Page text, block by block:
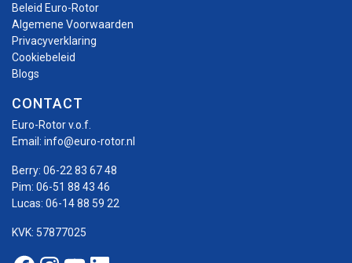
Beleid Euro-Rotor
Algemene Voorwaarden
Privacyverklaring
Cookiebeleid
Blogs
CONTACT
Euro-Rotor v.o.f.
Email: info@euro-rotor.nl
Berry: 06-22 83 67 48
Pim: 06-51 88 43 46
Lucas: 06-14 88 59 22
KVK: 57877025